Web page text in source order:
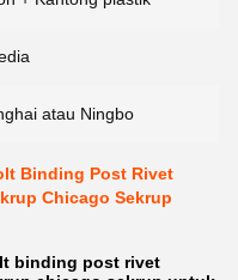
atau Ningbo
Binding Post Rivet
Chicago Sekrup
binding post rivet